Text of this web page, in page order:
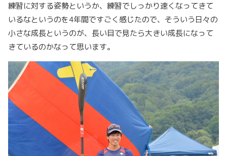
練習に対する姿勢というか、練習でしっかり速くなってきて
いるなというのを4年間ですごく感じたので、そういう日々の
小さな成長というのが、長い目で見たら大きい成長になって
きているのかなって思います。